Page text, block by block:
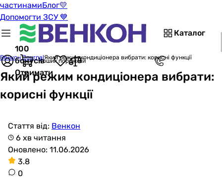
частинамиБлог💛
Допомогти ЗСУ 💙
Каталог
100
бонусів
Отримати
Кошик порожній
Венкон JournalЯкий режим кондиціонера вибрати: корисні функції
Який режим кондиціонера вибрати:
корисні функції
Стаття від: Венкон
6 хв читання
Оновлено: 11.06.2026
3.8
0